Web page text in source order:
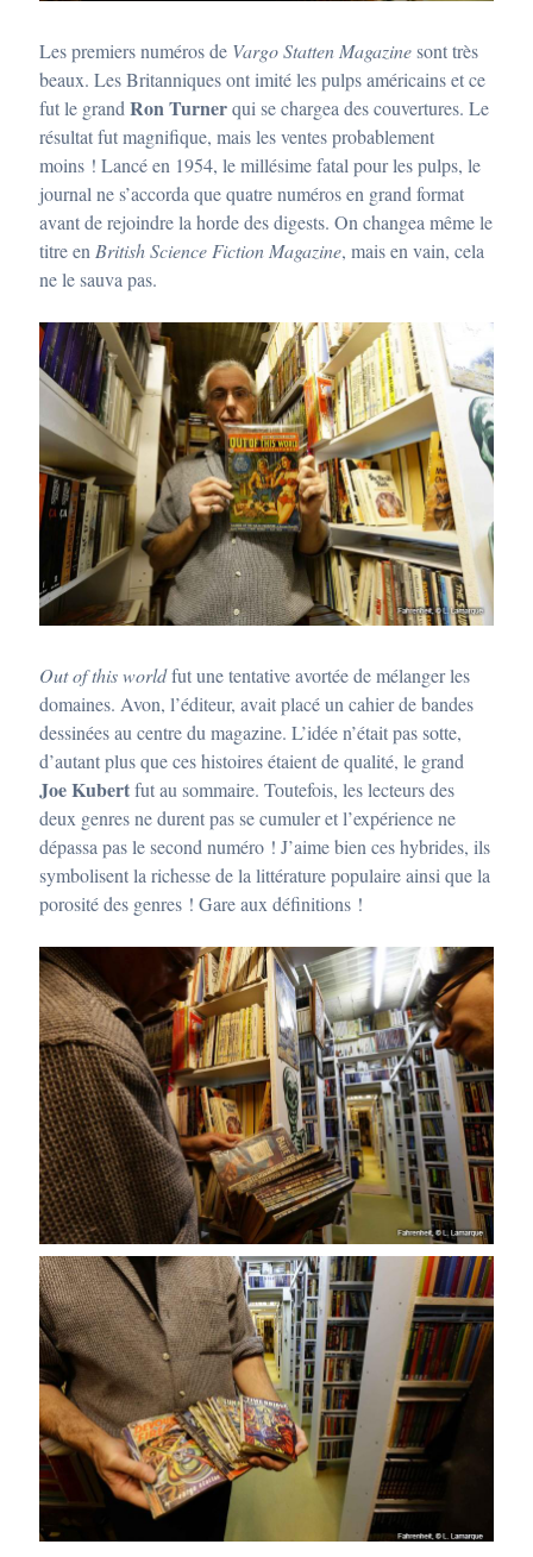
Les premiers numéros de Vargo Statten Magazinesont très
beaux. Les Britanniques ont imité les pulps américains et ce
fut le grandRon Turnerqui se chargea des couvertures. Le
résultat fut magnifique, mais les ventes probablement
moins ! Lancé en 1954, le millésime fatal pour les pulps, le
journal ne s’accorda que quatre numéros en grand format
avant de rejoindre la horde des digests. On changea même le
titre enBritish Science Fiction Magazine, mais en vain, cela
ne le sauva pas.
Out of this worldfut une tentative avortée de mélanger les
domaines. Avon, l’éditeur, avait placé un cahier de bandes
dessinées au centre du magazine. L’idée n’était pas sotte,
d’autant plus que ces histoires étaient de qualité, le grand
Joe Kubertfut au sommaire. Toutefois, les lecteurs des
deux genres ne durent pas se cumuler et l’expérience ne
dépassa pas le second numéro ! J’aime bien ces hybrides, ils
symbolisent la richesse de la littérature populaire ainsi que la
porosité des genres ! Gare aux définitions !